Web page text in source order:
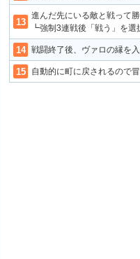
進んだ先にいる敵と戦って
┗強制3連戦後「戦う」を選
戦闘終了後、ヴァロの縁を
自動的に町に戻されるので